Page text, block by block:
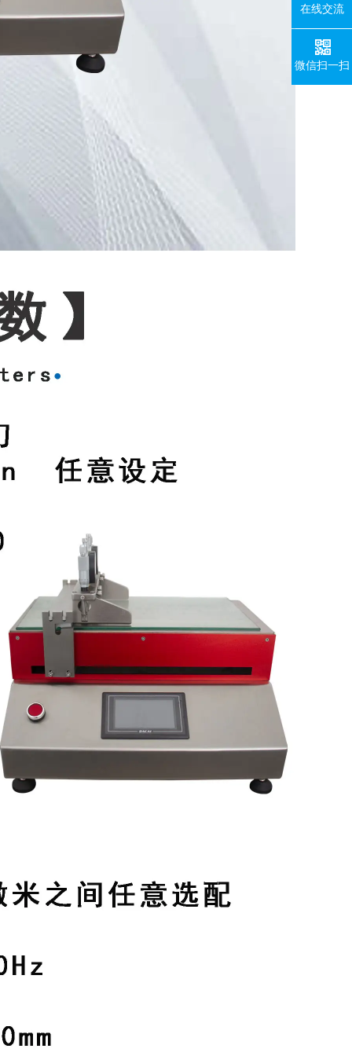
在线交流
微信扫一扫